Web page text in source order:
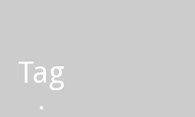
Tag
•